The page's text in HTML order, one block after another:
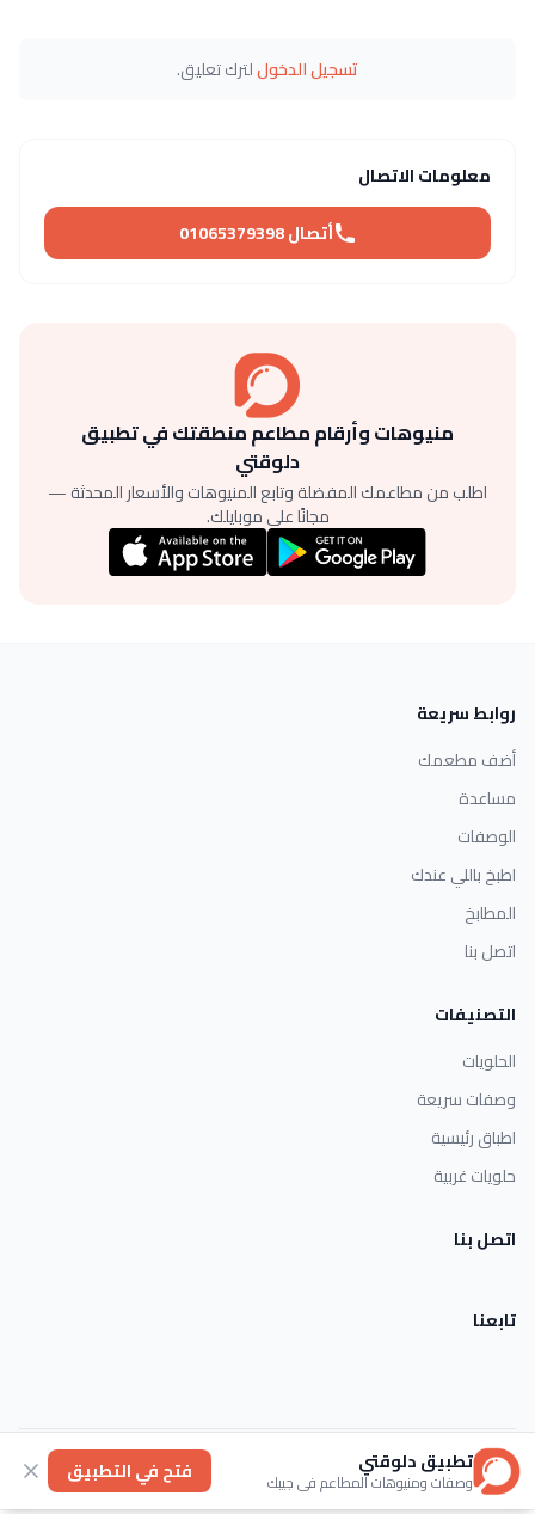
تسجيل الدخوللترك تعليق.
معلومات الاتصال
أتصال 01065379398
منيوهات وأرقام مطاعم منطقتك في تطبيق
دلوقتي
اطلب من مطاعمك المفضلة وتابع المنيوهات والأسعار المحدثة —
مجانًا على موبايلك.
روابط سريعة
أضف مطعمك
مساعدة
الوصفات
اطبخ باللي عندك
المطابخ
اتصل بنا
التصنيفات
الحلويات
وصفات سريعة
اطباق رئيسية
حلويات غربية
اتصل بنا
تابعنا
خصوصية عنا
© 2026 Dlwaqty. جميع الحقوق محفوظة.
تطبيق دلوقتي
وصفات ومنيوهات المطاعم في جيبك فتح في التطبيق